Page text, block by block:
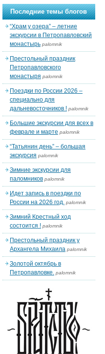
Последние темы блогов
“Храм у озера” – летние
экскурсии в Петропавловский
монастырь palomnik
Престольный праздник
Петропавловского
монастыря palomnik
Поездки по России 2026 –
специально для
дальневосточников ! palomnik
Большие экскурсии для всех в
феврале и марте palomnik
“Татьянин день” – большая
экскурсия palomnik
Зимние экскурсии для
паломников palomnik
Идет запись в поездки по
России на 2026 год. palomnik
Зимний Крестный ход
состоится ! palomnik
Престольный праздник у
Архангела Михаила palomnik
Золотой октябрь в
Петропавловке. palomnik